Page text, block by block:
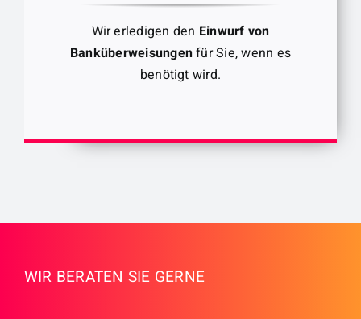
Wir erledigen den Einwurf von
Banküberweisungenfür Sie, wenn es
benötigt wird.
WIR BERATEN SIE GERNE